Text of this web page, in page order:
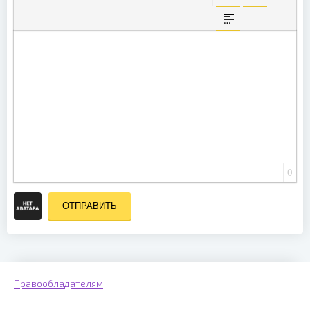
ВСТАВКА
0
ОТПРАВИТЬ
Правообладателям